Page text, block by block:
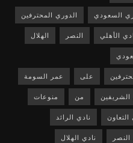
السعودي الدوري المحترفين
الأهلي النصر الهلال
على عمر السومة
من منوعات
التعاون نادي الرائد
النصر نادي الهلال